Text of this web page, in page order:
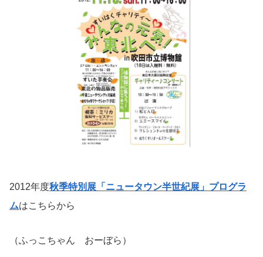
2012年度秋季特別展「ニュータウン半世紀展」プログラ
ムはこちらから
（ふっこちゃん おーぼら）